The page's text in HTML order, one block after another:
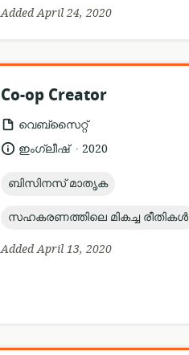
Added April 24, 2020
Co-op Creator
resource
format:
വെബ്സൈറ്റ്
language:
ഇംഗ്ലീഷ് .
date2020
topic:
ബിസിനസ് മാതൃക
topic:
സഹകരണത്തിലെ മികച്ച രീതികൾ
Added April 13, 2020